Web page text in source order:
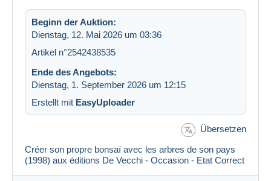
Beginn der Auktion:
Dienstag, 12. Mai 2026 um 03:36
Artikel n°2542438535
Ende des Angebots:
Dienstag, 1. September 2026 um 12:15
Erstellt mit EasyUploader
Übersetzen
Créer son propre bonsaï avec les arbres de son pays
(1998) aux éditions De Vecchi - Occasion - Etat Correct